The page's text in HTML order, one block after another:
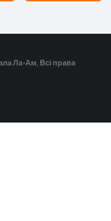
Ла-Ам, Всі права